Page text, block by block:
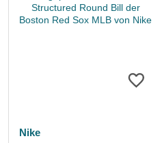
Nike